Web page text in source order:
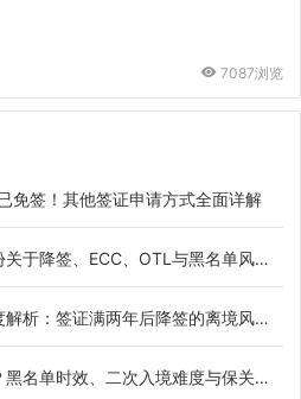
7087浏览
免签！其他签证申请方式全面详解
签、ECC、OTL与黑名单风险的完全指南
签证满两年后降签的离境风险与合规路径
单时效、二次入境难度与保关真相